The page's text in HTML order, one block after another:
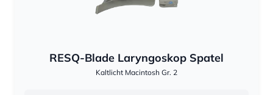
RESQ-Blade Laryngoskop Spatel
Kaltlicht Macintosh Gr. 2